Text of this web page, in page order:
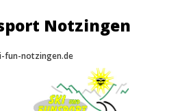
Notzingen
fun-notzingen.de